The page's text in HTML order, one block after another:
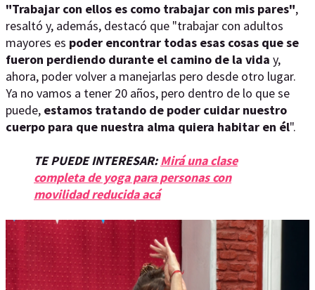
"Trabajar con ellos es como trabajar con mis pares",
resaltó y, además, destacó que "trabajar con adultos
mayores es poder encontrar todas esas cosas que se
fueron perdiendo durante el camino de la vida y,
ahora, poder volver a manejarlas pero desde otro lugar.
Ya no vamos a tener 20 años, pero dentro de lo que se
puede, estamos tratando de poder cuidar nuestro
cuerpo para que nuestra alma quiera habitar en él".
TE PUEDE INTERESAR:Mirá una clase
completa de yoga para personas con
movilidad reducida acá